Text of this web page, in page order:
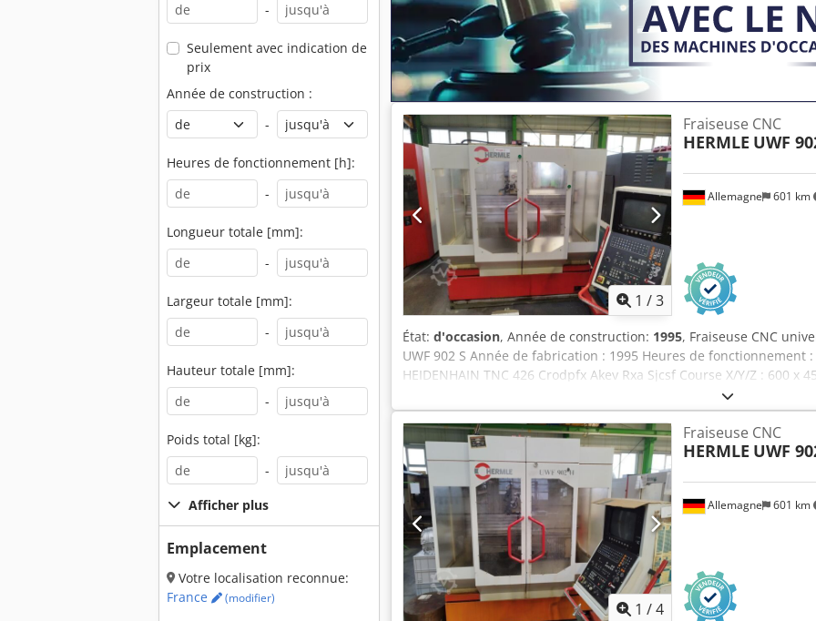
-
Seulement avec indication de
prix
Année de construction :
-
Heures de fonctionnement [h]:
-
Longueur totale [mm]:
-
Largeur totale [mm]:
-
Hauteur totale [mm]:
-
Poids total [kg]:
-
Afficher plus
Emplacement
Votre localisation reconnue:
France
(modifier)
1 /3
Allemagne 601 km
Fraiseuse CNC
HERMLE UWF
État: d'occasion, Année de construction: 1995, Fraiseuse CNC
UWF 902 S Année de fabrication : 1995 Heures de fonctionnement
HEIDENHAIN TNC 426 Crodpfx Akev Rxa Sjcsf Course X/Y/Z : 600 x
6 300 tr/min. Interface pour outils : SK 40 Palpeur 3D M & H (pour
fraisage vertical et horizontal Mandrin de perçage Système de
Poids : 4 000 kg Dimensions de la machine : L x l x H, environ : 3 900
1 /4
Allemagne 601 km
Fraiseuse CNC
HERMLE UWF